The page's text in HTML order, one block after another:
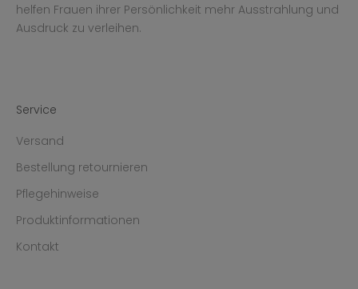
helfen Frauen ihrer Persönlichkeit mehr Ausstrahlung und
Ausdruck zu verleihen.
Service
Versand
Bestellung retournieren
Pflegehinweise
Produktinformationen
Kontakt